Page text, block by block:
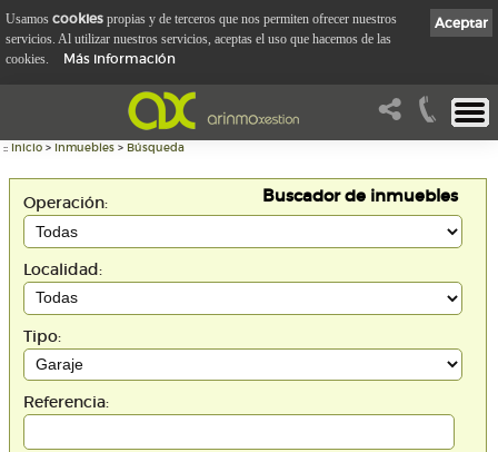
:: Inicio > Inmuebles > Búsqueda
Buscador de inmuebles
Operación:
Localidad:
Tipo:
Referencia:
Aceptar
Usamos cookies propias y de terceros que nos permiten ofrecer nuestros
servicios. Al utilizar nuestros servicios, aceptas el uso que hacemos de las
cookies.
Más información